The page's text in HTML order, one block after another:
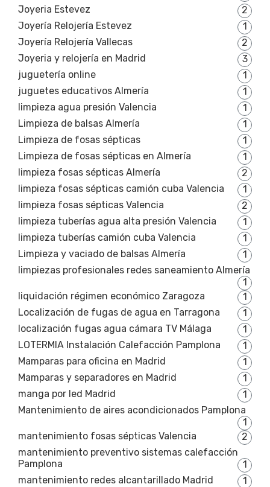
Joyeria Estevez
2
Joyería Relojería Estevez
1
Joyería Relojería Vallecas
2
Joyeria y relojería en Madrid
3
juguetería online
1
juguetes educativos Almería
1
limpieza agua presión Valencia
1
Limpieza de balsas Almería
1
Limpieza de fosas sépticas
1
Limpieza de fosas sépticas en Almería
1
limpieza fosas sépticas Almería
2
limpieza fosas sépticas camión cuba Valencia
1
limpieza fosas sépticas Valencia
2
limpieza tuberías agua alta presión Valencia
1
limpieza tuberías camión cuba Valencia
1
Limpieza y vaciado de balsas Almería
1
limpiezas profesionales redes saneamiento Almería
1
liquidación régimen económico Zaragoza
1
Localización de fugas de agua en Tarragona
1
localización fugas agua cámara TV Málaga
1
LOTERMIA Instalación Calefacción Pamplona
1
Mamparas para oficina en Madrid
1
Mamparas y separadores en Madrid
1
manga por led Madrid
1
Mantenimiento de aires acondicionados Pamplona
1
mantenimiento fosas sépticas Valencia
2
mantenimiento preventivo sistemas calefacción
Pamplona
1
mantenimiento redes alcantarillado Madrid
1